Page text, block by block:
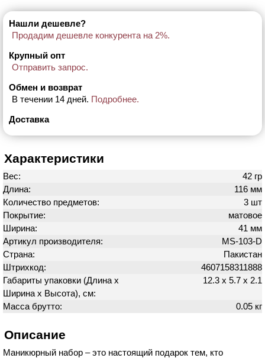
Нашли дешевле?
Продадим дешевле конкурента на 2%.
Крупный опт
Отправить запрос.
Обмен и возврат
В течении 14 дней. Подробнее.
Доставка
Характеристики
Вес:
42 гр
Длина:
116 мм
Количество предметов:
3 шт
Покрытие:
матовое
Ширина:
41 мм
Артикул производителя:
MS-103-D
Страна:
Пакистан
Штрихкод:
4607158311888
Габариты упаковки (Длина х
Ширина х Высота), см:
12.3 х 5.7 х 2.1
Масса брутто: 0.05 кг
Описание
Маникюрный набор – это настоящий подарок тем, кто